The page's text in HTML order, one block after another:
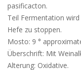
pasificacton.
Teil Fermentation
Hefe zu stoppen.
Mosto: 9 °
Überschrift: Mit
Alterung: Oxidative.